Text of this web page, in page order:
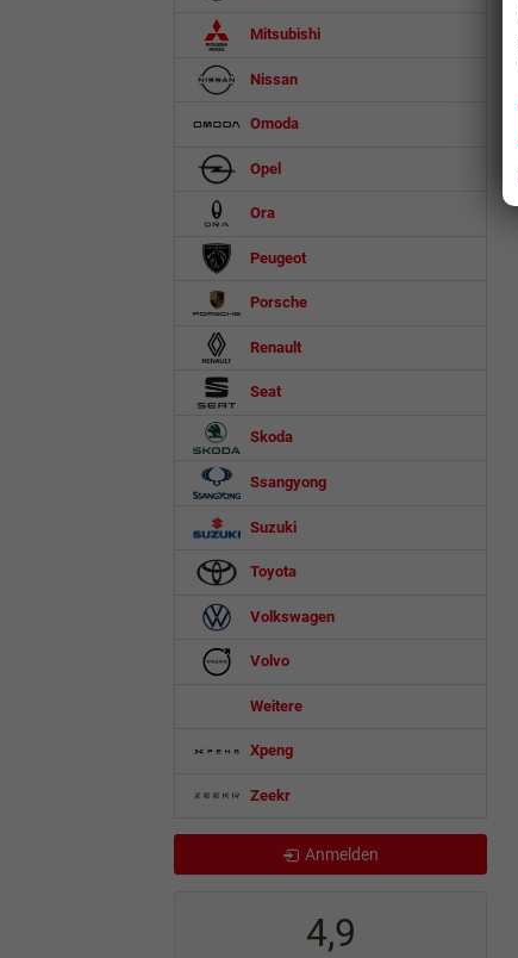
Mitsubishi
Nissan
Omoda
Opel
Ora
Peugeot
Porsche
Renault
Seat
Skoda
Ssangyong
Suzuki
Toyota
Volkswagen
Volvo
Weitere
Xpeng
Zeekr
Anmelden
4,9